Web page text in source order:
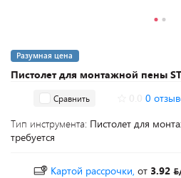
Пистолет для монтажной пены
Разумная цена
Сравнить 0
Тип инструмента: Пистолет для
требуется
Картой рассрочки, от 3.92